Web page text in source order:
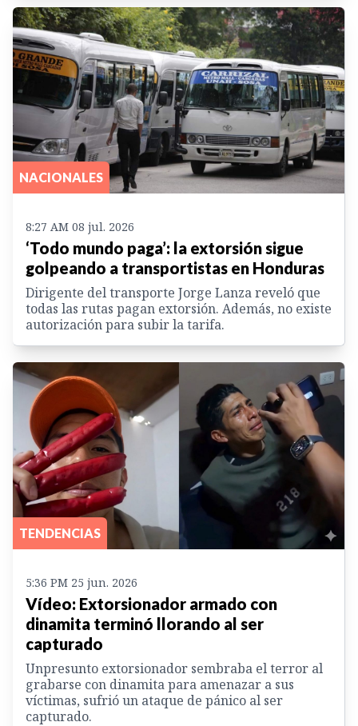
NACIONALES
8:27 AM 08 jul. 2026
‘Todo mundo paga’: la extorsión sigue
golpeando a transportistas en Honduras
Dirigente del transporte Jorge Lanza reveló que
todas las rutas pagan extorsión. Además, no existe
autorización para subir la tarifa.
TENDENCIAS
5:36 PM 25 jun. 2026
Vídeo: Extorsionador armado con
dinamita terminó llorando al ser
capturado
Unpresunto extorsionador sembraba el terror al
grabarse con dinamita para amenazar a sus
víctimas, sufrió un ataque de pánico al ser
capturado.